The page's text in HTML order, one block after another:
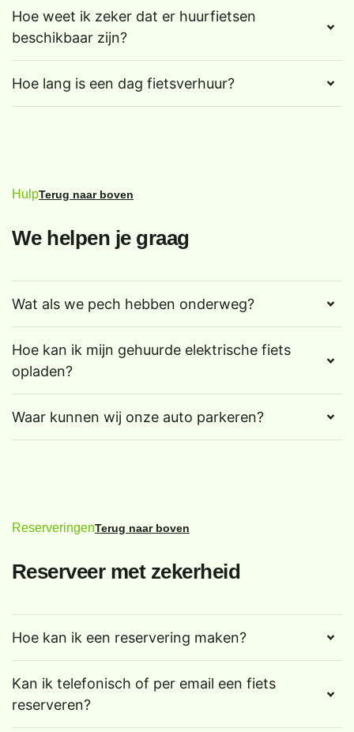
Hoe weet ik zeker dat er huurfietsen
beschikbaar zijn?
Hoe lang is een dag fietsverhuur?
HulpTerug naar boven
We helpen je graag
Wat als we pech hebben onderweg?
Hoe kan ik mijn gehuurde elektrische fiets
opladen?
Waar kunnen wij onze auto parkeren?
ReserveringenTerug naar boven
Reserveer met zekerheid
Hoe kan ik een reservering maken?
Kan ik telefonisch of per email een fiets
reserveren?